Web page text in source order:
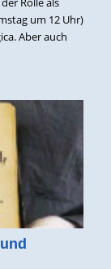
um 12 Uhr)
Aber auch